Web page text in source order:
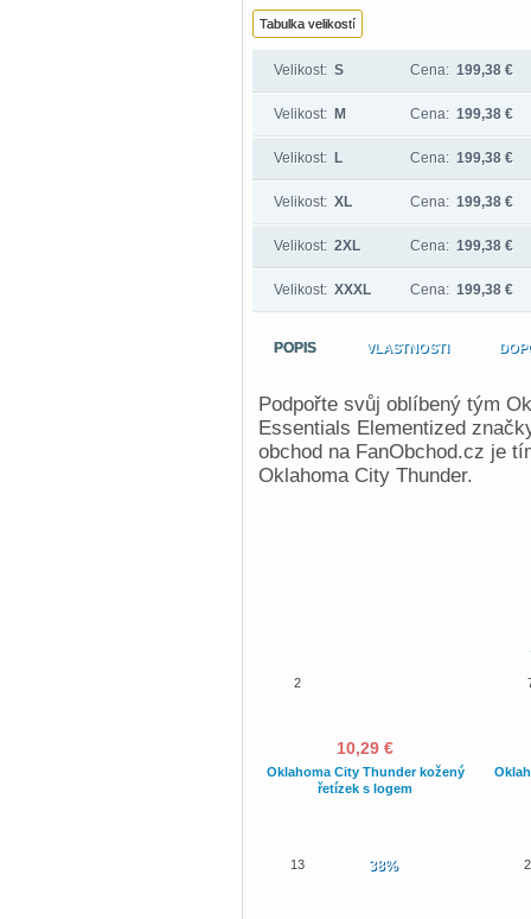
Tabulka velikostí
Velikost: S Cena: 199,38 €
Velikost: M Cena: 199,38 €
Velikost: L Cena: 199,38 €
Velikost: XL Cena: 199,38 €
Velikost: 2XL Cena: 199,38 €
Velikost: XXXL Cena: 199,38 €
POPIS VLASTNOSTI
Podpořte svůj oblíbený tým
Essentials Elementized
obchod na FanObchod.cz je
Oklahoma City Thunder.
2
10,29 €
Oklahoma City Thunder kožený
řetízek s logem
13 38%